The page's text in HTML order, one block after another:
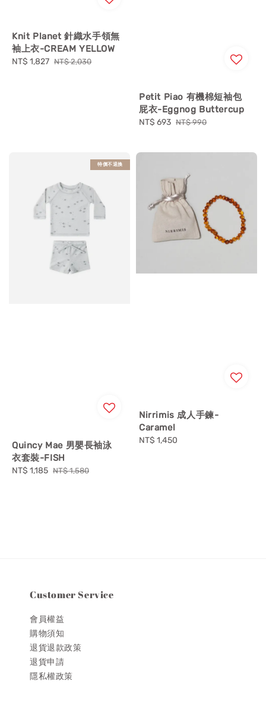
Knit Planet 針織水手領無
袖上衣-CREAM YELLOW
Sale
NT$ 1,827 Regular
NT$ 2,030
Petit Piao 有機棉短袖包
屁衣-Eggnog Buttercup
Sale
NT$ 693 Regular
NT$ 990
特價不退換
Quincy Mae 男嬰長袖泳
衣套裝-FISH
Sale
NT$ 1,185 Regular
NT$ 1,580
Nirrimis 成人手鍊-
Caramel
Regular
NT$ 1,450
Customer Service
會員權益
購物須知
退貨退款政策
退貨申請
隱私權政策